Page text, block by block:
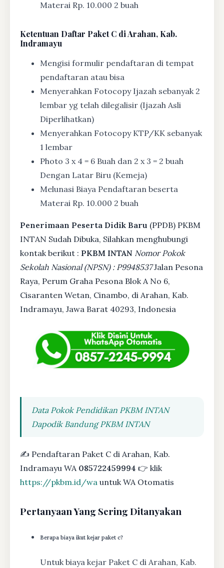
Materai Rp. 10.000 2 buah
Ketentuan Daftar Paket C di Arahan, Kab.
Indramayu
Mengisi formulir pendaftaran di tempat
pendaftaran atau bisa
Menyerahkan Fotocopy Ijazah sebanyak 2
lembar yg telah dilegalisir (Ijazah Asli
Diperlihatkan)
Menyerahkan Fotocopy KTP/KK sebanyak
1 lembar
Photo 3 x 4 = 6 Buah dan 2 x 3 = 2 buah
Dengan Latar Biru (Kemeja)
Melunasi Biaya Pendaftaran beserta
Materai Rp. 10.000 2 buah
Penerimaan Peserta Didik Baru (PPDB) PKBM
INTAN Sudah Dibuka, Silahkan menghubungi
kontak berikut : PKBM INTAN Nomor Pokok
Sekolah Nasional (NPSN) : P9948537Jalan Pesona
Raya, Perum Graha Pesona Blok A No 6,
Cisaranten Wetan, Cinambo, di Arahan, Kab.
Indramayu, Jawa Barat 40293, Indonesia
Data Pokok Pendidikan PKBM INTAN
Dapodik Bandung PKBM INTAN
✍ Pendaftaran Paket C di Arahan, Kab.
Indramayu WA 085722459994 👉 klik
https://pkbm.id/wa untuk WA Otomatis
Pertanyaan Yang Sering Ditanyakan
Berapa biaya ikut kejar paket c?
Untuk biaya kejar Paket C di Arahan, Kab.